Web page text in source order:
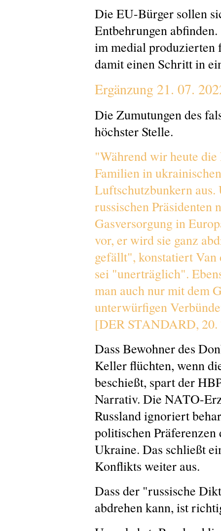
Die EU-Bürger sollen
Entbehrungen
im medial produzierten
damit einen Schritt in
Ergänzung 21. 07.
Die Zumutungen des
höchster Stelle.
"Während wir heute
Familien in
Luftschutzbunkern aus.
russischen Präsidenten
Gasversorgung in
vor, er wird sie ganz
gefällt", konstatiert
sei "unerträglich".
man auch nur mit dem
unterwürfigen
[DER STANDARD, 20.
Dass Bewohner des
Keller flüchten, wenn
beschießt, spart der
Narrativ. Die NATO-
Russland ignoriert
politischen
Ukraine. Das schließt
Konflikts weiter aus.
Dass der "russische
abdrehen kann, ist